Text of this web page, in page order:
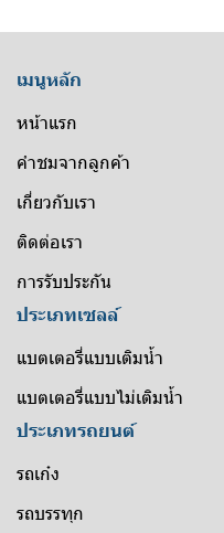
เมนูหลัก
หน้าแรก
คำชมจากลูกค้า
เกี่ยวกับเรา
ติดต่อเรา
การรับประกัน
ประเภทเซลล์
แบตเตอรี่แบบเติมน้ำ
แบตเตอรี่แบบไม่เติมน้ำ
ประเภทรถยนต์
รถเก๋ง
รถบรรทุก